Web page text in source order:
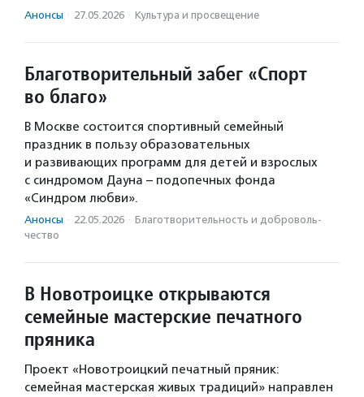
Анонсы · 27.05.2026 · Культура и просвещение
Благотворительный забег «Спорт
во благо»
В Москве состоится спортивный семейный
праздник в пользу образовательных
и развивающих программ для детей и взрослых
с синдромом Дауна – подопечных фонда
«Синдром любви».
Анонсы · 22.05.2026 · Благотвори­тель­ность и доброволь­
чест­во
В Новотроицке открываются
семейные мастерские печатного
пряника
Проект «Новотроицкий печатный пряник:
семейная мастерская живых традиций» направлен